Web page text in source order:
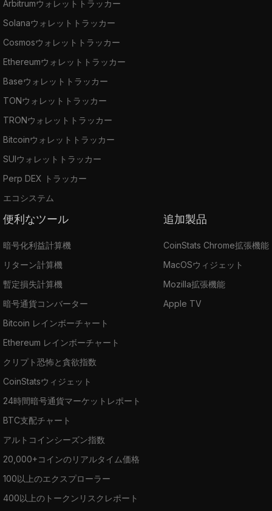
Arbitrumウォレットトラッカー
Solanaウォレットトラッカー
Cosmosウォレットトラッカー
Ethereumウォレットトラッカー
Baseウォレットトラッカー
TONウォレットトラッカー
TRONウォレットトラッカー
Bitcoinウォレットトラッカー
SUIウォレットトラッカー
Perp DEX トラッカー
エコシステム
便利なツール
暗号化利益計算機
リターン計算機
暫定損失計算機
暗号通貨コンバーター
Bitcoin レインボーチャート
Ethereum レインボーチャート
クリプト恐怖と貪欲指数
CoinStatsウィジェット
24時間暗号通貨マーケットレポート
BTC支配チャート
アルトコインシーズン指数
20,000+コインのリアルタイム価格
100以上のエクスプローラー
400以上のトークンリスクレポート
追加製品
CoinStats Chrome拡張機能
MacOSウィジェット
Mozilla拡張機能
Apple TV